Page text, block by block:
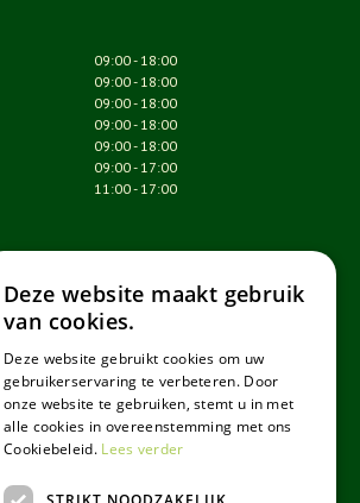
09:00 - 18:00
09:00 - 18:00
09:00 - 18:00
09:00 - 18:00
09:00 - 18:00
09:00 - 17:00
11:00 - 17:00
Deze website maakt gebruik
van cookies.
Deze website gebruikt cookies om uw
gebruikerservaring te verbeteren. Door
onze website te gebruiken, stemt u in met
alle cookies in overeenstemming met ons
Cookiebeleid. Lees verder